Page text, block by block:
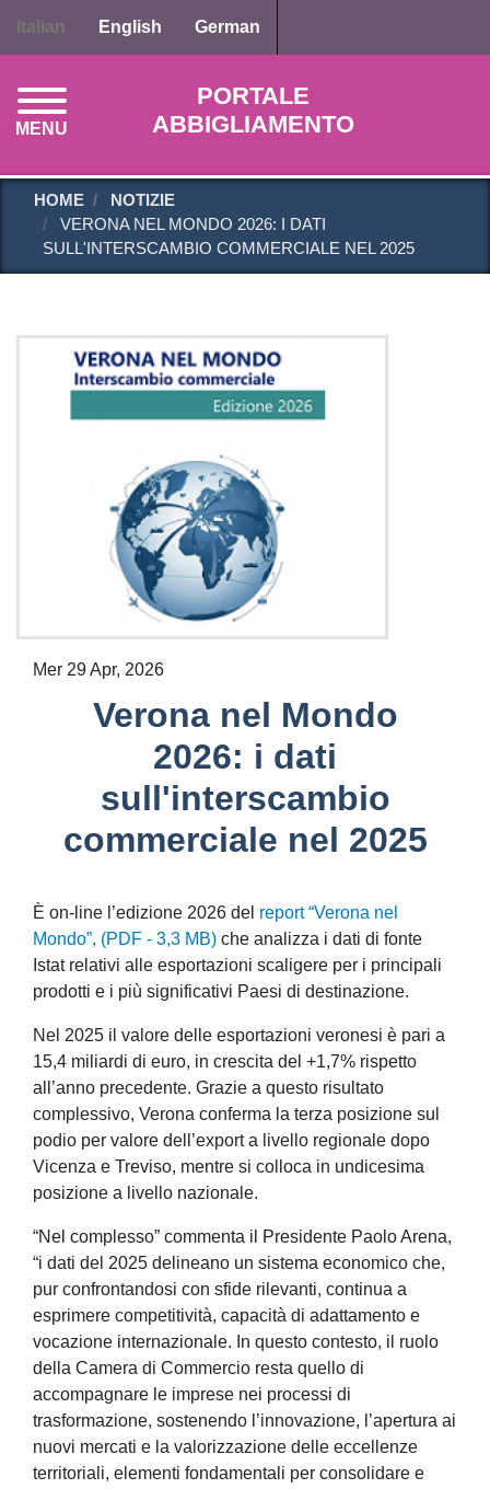
principale
Italian English German
PORTALE
ABBIGLIAMENTO
MENU
HOME
NOTIZIE
VERONA NEL MONDO 2026: I DATI
SULL'INTERSCAMBIO COMMERCIALE NEL 2025
Mer 29 Apr, 2026
Verona nel Mondo
2026: i dati
sull'interscambio
commerciale nel 2025
È on-line l’edizione 2026 del report “Verona nel
Mondo”, (PDF - 3,3 MB) che analizza i dati di fonte
Istat relativi alle esportazioni scaligere per i principali
prodotti e i più significativi Paesi di destinazione.
Nel 2025 il valore delle esportazioni veronesi è pari a
15,4 miliardi di euro, in crescita del +1,7% rispetto
all’anno precedente. Grazie a questo risultato
complessivo, Verona conferma la terza posizione sul
podio per valore dell’export a livello regionale dopo
Vicenza e Treviso, mentre si colloca in undicesima
posizione a livello nazionale.
“Nel complesso” commenta il Presidente Paolo Arena,
“i dati del 2025 delineano un sistema economico che,
pur confrontandosi con sfide rilevanti, continua a
esprimere competitività, capacità di adattamento e
vocazione internazionale. In questo contesto, il ruolo
della Camera di Commercio resta quello di
accompagnare le imprese nei processi di
trasformazione, sostenendo l’innovazione, l’apertura ai
nuovi mercati e la valorizzazione delle eccellenze
territoriali, elementi fondamentali per consolidare e